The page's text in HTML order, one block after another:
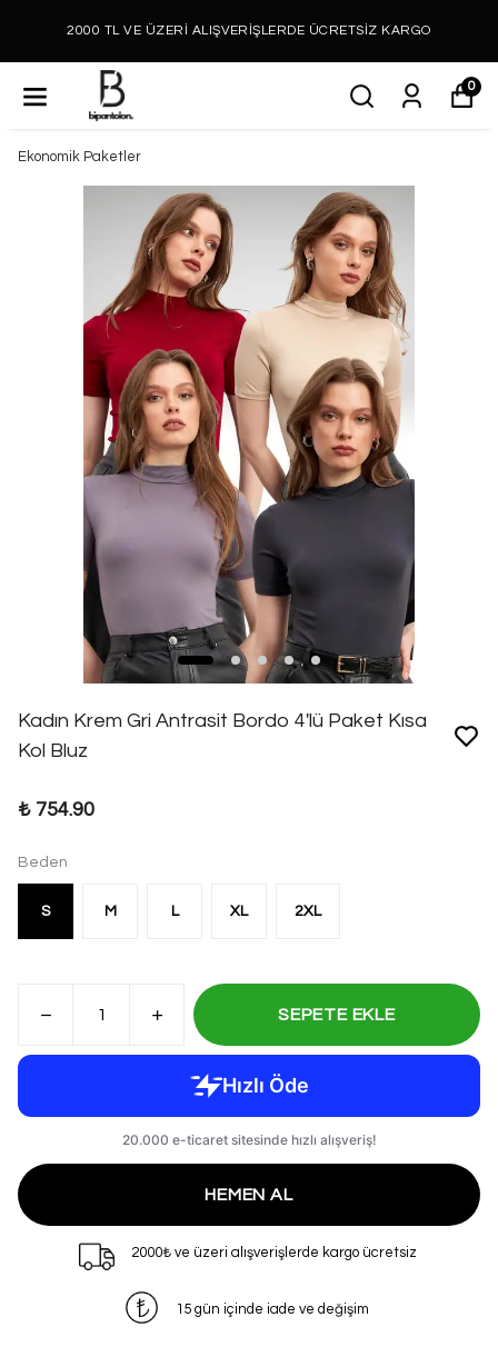
2000 TL VE ÜZERİ ALIŞVERİŞLERDE ÜCRETSİZ KARGO
0
Ekonomik Paketler
Kadın Krem Gri Antrasit Bordo 4'lü Paket Kısa
Kol Bluz
₺ 754.90
Beden
S M L XL 2XL
SEPETE EKLE
HEMEN AL
2000₺ ve üzeri alışverişlerde kargo ücretsiz
15 gün içinde iade ve değişim